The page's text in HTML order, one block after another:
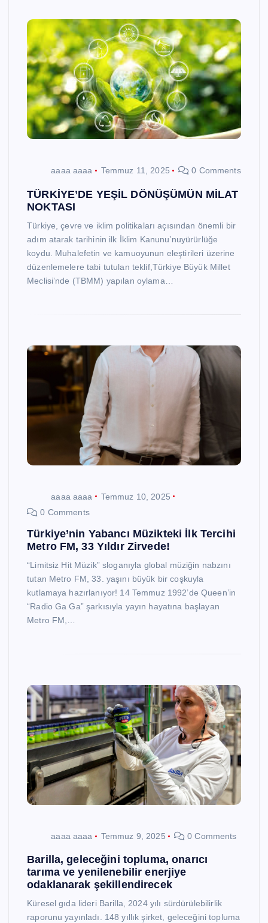
aaaa aaaa Temmuz 11, 2025 0 Comments
TÜRKİYE’DE YEŞİL DÖNÜŞÜMÜN MİLAT
NOKTASI
Türkiye, çevre ve iklim politikaları açısından önemli bir
adım atarak tarihinin ilk İklim Kanunu’nuyürürlüğe
koydu. Muhalefetin ve kamuoyunun eleştirileri üzerine
düzenlemelere tabi tutulan teklif,Türkiye Büyük Millet
Meclisi’nde (TBMM) yapılan oylama…
aaaa aaaa
Temmuz 10, 2025
0 Comments
Türkiye’nin Yabancı Müzikteki İlk Tercihi
Metro FM, 33 Yıldır Zirvede!
“Limitsiz Hit Müzik” sloganıyla global müziğin nabzını
tutan Metro FM, 33. yaşını büyük bir coşkuyla
kutlamaya hazırlanıyor! 14 Temmuz 1992’de Queen’in
“Radio Ga Ga” şarkısıyla yayın hayatına başlayan
Metro FM,…
aaaa aaaa Temmuz 9, 2025 0 Comments
Barilla, geleceğini topluma, onarıcı
tarıma ve yenilenebilir enerjiye
odaklanarak şekillendirecek
Küresel gıda lideri Barilla, 2024 yılı sürdürülebilirlik
raporunu yayınladı. 148 yıllık şirket, geleceğini topluma